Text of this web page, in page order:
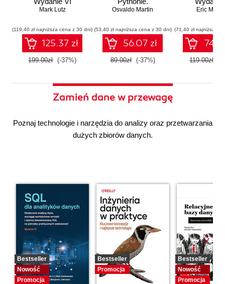
Mark Lutz
(119,40 zł najniższa cena z 30 dni)
125.37 zł
199.00zł (-37%)
Praktyczny
modelowaniu
probabilistycznym.
Wydanie III
Osvaldo Martin
(53,40 zł najniższa cena z 30 dni)
56.07 zł
89.00zł (-37%)
Eric
(71,40 zł najniższa
119.00zł
Zamień dane w przewagę
Poznaj technologie i narzędzia do analizy oraz przetwarzania
dużych zbiorów danych.
Bestseller
Nowość
Promocja
Bestseller
Promocja
Bestseller
Nowość
Promocja